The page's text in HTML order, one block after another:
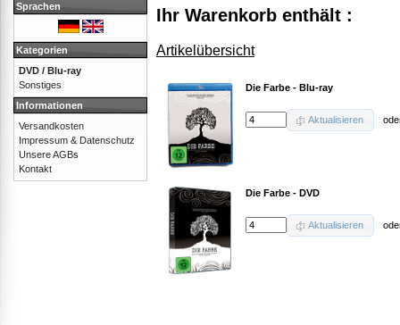
Ihr Warenkorb enthält :
Artikelübersicht
Die Farbe - Blu-ray
Aktualisieren
Die Farbe - DVD
Aktualisieren
Sprachen
Kategorien
DVD / Blu-ray
Sonstiges
Informationen
Versandkosten
Impressum & Datenschutz
Unsere AGBs
Kontakt